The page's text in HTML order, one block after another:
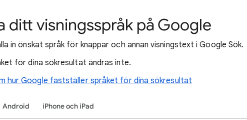
ditt visningsspråk på Google
in önskat språk för knappar och annan visningstext i Google Sök.
för dina sökresultat ändras inte.
hur Google fastställer språket för dina sökresultat
Android iPhone och iPad